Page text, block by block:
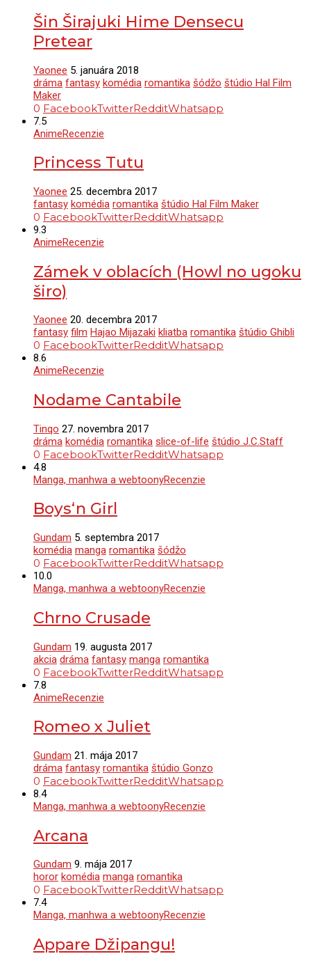
Šin Širajuki Hime Densecu
Pretear
Yaonee 5. januára 2018
dráma fantasy komédia romantika šódžo štúdio Hal Film
Maker
0 FacebookTwitterRedditWhatsapp
7.5
AnimeRecenzie
Princess Tutu
Yaonee 25. decembra 2017
fantasy komédia romantika štúdio Hal Film Maker
0 FacebookTwitterRedditWhatsapp
9.3
AnimeRecenzie
Zámek v oblacích (Howl no ugoku
širo)
Yaonee 20. decembra 2017
fantasy film Hajao Mijazaki kliatba romantika štúdio Ghibli
0 FacebookTwitterRedditWhatsapp
8.6
AnimeRecenzie
Nodame Cantabile
Tinqo 27. novembra 2017
dráma komédia romantika slice-of-life štúdio J.C.Staff
0 FacebookTwitterRedditWhatsapp
4.8
Manga, manhwa a webtoonyRecenzie
Boys‘n Girl
Gundam 5. septembra 2017
komédia manga romantika šódžo
0 FacebookTwitterRedditWhatsapp
10.0
Manga, manhwa a webtoonyRecenzie
Chrno Crusade
Gundam 19. augusta 2017
akcia dráma fantasy manga romantika
0 FacebookTwitterRedditWhatsapp
7.8
AnimeRecenzie
Romeo x Juliet
Gundam 21. mája 2017
dráma fantasy romantika štúdio Gonzo
0 FacebookTwitterRedditWhatsapp
8.4
Manga, manhwa a webtoonyRecenzie
Arcana
Gundam 9. mája 2017
horor komédia manga romantika
0 FacebookTwitterRedditWhatsapp
7.4
Manga, manhwa a webtoonyRecenzie
Appare Džipangu!